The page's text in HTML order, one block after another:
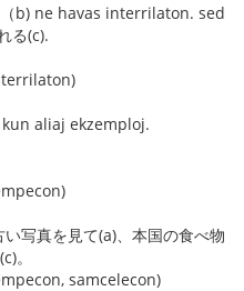
（b) ne havas interrilaton. sed
る(c).
aliaj ekzemploj.
写真を見て(a)、本国の食べ物
。
samcelecon)